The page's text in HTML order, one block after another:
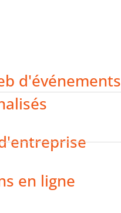
d'événements
en ligne